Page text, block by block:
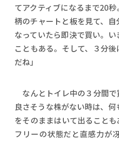
てアクティブになるまで20
柄のチャートと板を見て、
なっていたら即決で買い。
こともある。そして、３分
だね」
なんとトイレ中の３分間で
良さそうな株がない時は、
をそのままはいて出ること
フリーの状態だと直感力が